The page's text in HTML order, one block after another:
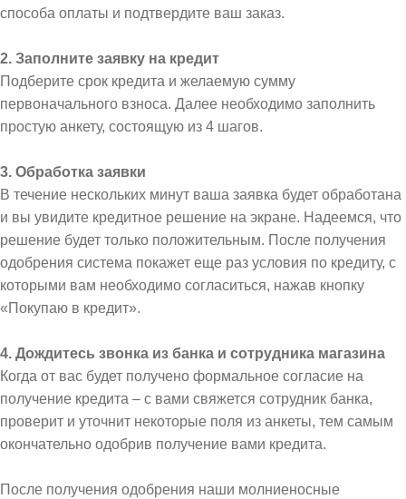
способа оплаты и подтвердите ваш заказ.
2. Заполните заявку на кредит
Подберите срок кредита и желаемую сумму
первоначального взноса. Далее необходимо заполнить
простую анкету, состоящую из 4 шагов.
3. Обработка заявки
В течение нескольких минут ваша заявка будет обработана
и вы увидите кредитное решение на экране. Надеемся, что
решение будет только положительным. После получения
одобрения система покажет еще раз условия по кредиту, с
которыми вам необходимо согласиться, нажав кнопку
«Покупаю в кредит».
4. Дождитесь звонка из банка и сотрудника магазина
Когда от вас будет получено формальное согласие на
получение кредита – с вами свяжется сотрудник банка,
проверит и уточнит некоторые поля из анкеты, тем самым
окончательно одобрив получение вами кредита.
После получения одобрения наши молниеносные